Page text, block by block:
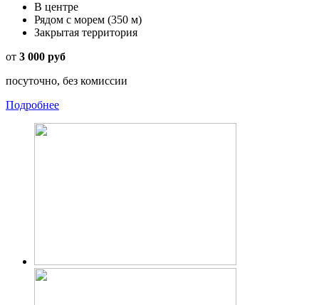
В центре
Рядом с морем (350 м)
Закрытая территория
от 3 000 руб
посуточно, без комиссии
Подробнее